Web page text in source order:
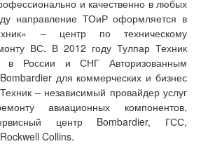
и качественно в любых
направление ТОиР оформляется в
– центр по техническому
ВС. В 2012 году Тулпар Техник
в России и СНГ Авторизованным
для коммерческих и бизнес
– независимый провайдер услуг
авиационных компонентов,
центр Bombardier, ГСС,
Collins.